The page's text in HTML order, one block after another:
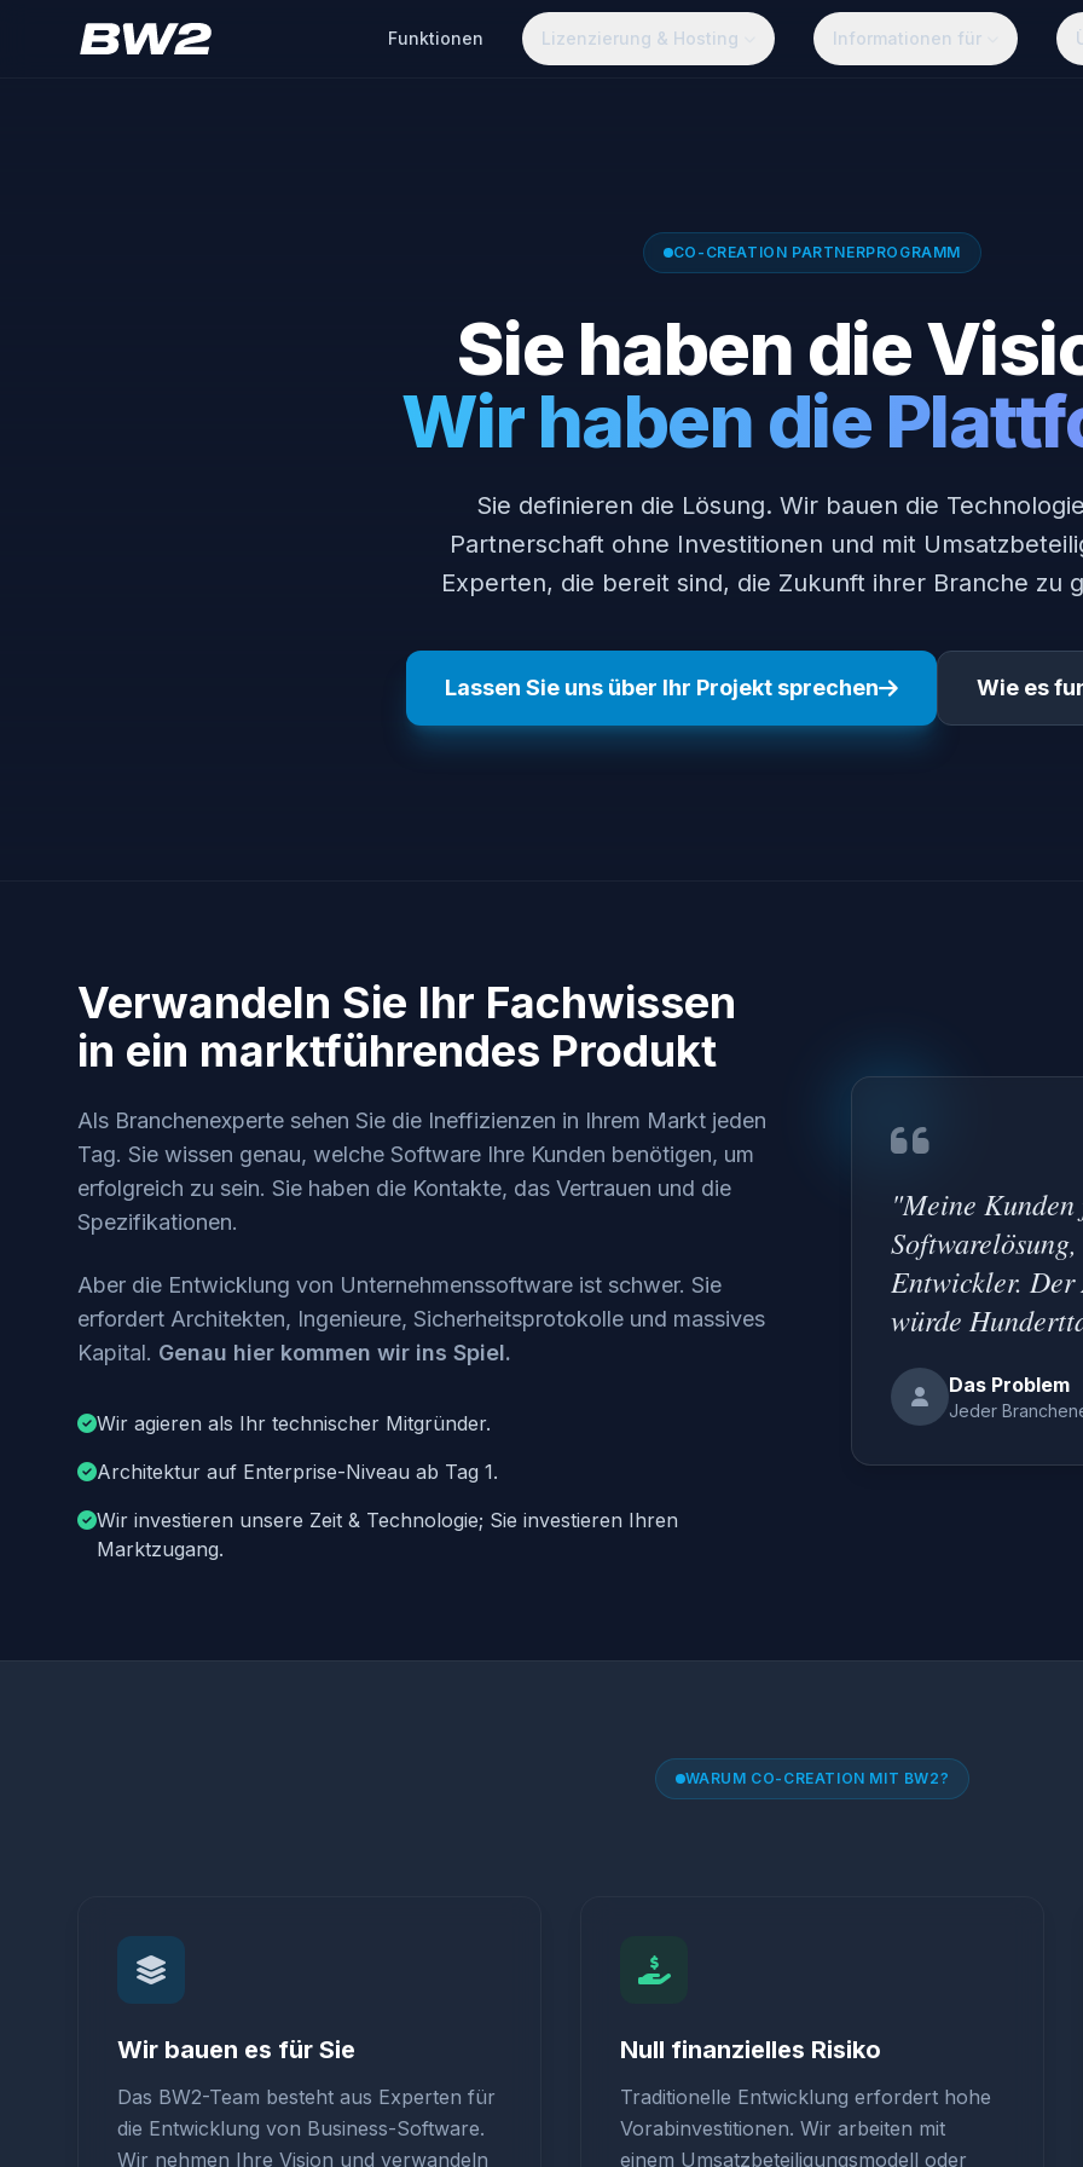
Funktionen Lizenzierung & Hosting Informationen für
CO-CREATION PARTNERPROGRAMM
Sie haben die
Wir haben die
Sie definieren die Lösung. Wir bauen die
Partnerschaft ohne Investitionen und mit
Experten, die bereit sind, die Zukunft ihrer Branche zu
Lassen Sie uns über Ihr Projekt sprechen Wie es
Verwandeln Sie Ihr Fachwissen
in ein marktführendes Produkt
Als Branchenexperte sehen Sie die Ineffizienzen in Ihrem Markt jeden
Tag. Sie wissen genau, welche Software Ihre Kunden benötigen, um
erfolgreich zu sein. Sie haben die Kontakte, das Vertrauen und die
Spezifikationen.
Aber die Entwicklung von Unternehmenssoftware ist schwer. Sie
erfordert Architekten, Ingenieure, Sicherheitsprotokolle und massives
Kapital. Genau hier kommen wir ins Spiel.
Wir agieren als Ihr technischer Mitgründer.
Architektur auf Enterprise-Niveau ab Tag 1.
Wir investieren unsere Zeit & Technologie; Sie investieren Ihren
Marktzugang.
"Meine
Entwickler. Der
würde
Das Problem
Jeder
WARUM CO-CREATION MIT BW2?
Wir bauen es für Sie
Das BW2-Team besteht aus Experten für
die Entwicklung von Business-Software.
Wir nehmen Ihre Vision und verwandeln
Null finanzielles Risiko
Traditionelle Entwicklung erfordert hohe
Vorabinvestitionen. Wir arbeiten mit
einem Umsatzbeteiligungsmodell oder